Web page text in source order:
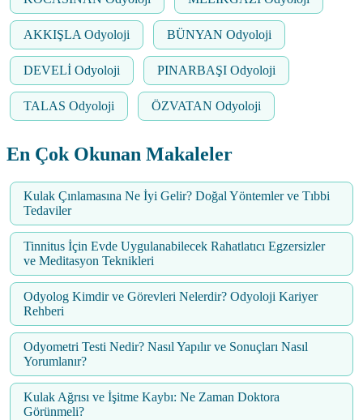
AKKIŞLA Odyoloji BÜNYAN Odyoloji
DEVELİ Odyoloji PINARBAŞI Odyoloji
TALAS Odyoloji ÖZVATAN Odyoloji
En Çok Okunan Makaleler
Kulak Çınlamasına Ne İyi Gelir? Doğal Yöntemler ve Tıbbi
Tedaviler
Tinnitus İçin Evde Uygulanabilecek Rahatlatıcı Egzersizler
ve Meditasyon Teknikleri
Odyolog Kimdir ve Görevleri Nelerdir? Odyoloji Kariyer
Rehberi
Odyometri Testi Nedir? Nasıl Yapılır ve Sonuçları Nasıl
Yorumlanır?
Kulak Ağrısı ve İşitme Kaybı: Ne Zaman Doktora
Görünmeli?